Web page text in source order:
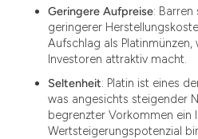
Geringere Aufpreise:
geringerer
Aufschlag als Platinmünzen,
Investoren attraktiv macht.
Seltenheit: Platin ist eines
was angesichts steigender
begrenzter Vorkommen ein
Wertsteigerungspotenzial